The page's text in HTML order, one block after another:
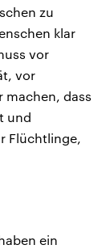
zu
klar
vor
vor
machen, dass
und
Flüchtlinge,
ein